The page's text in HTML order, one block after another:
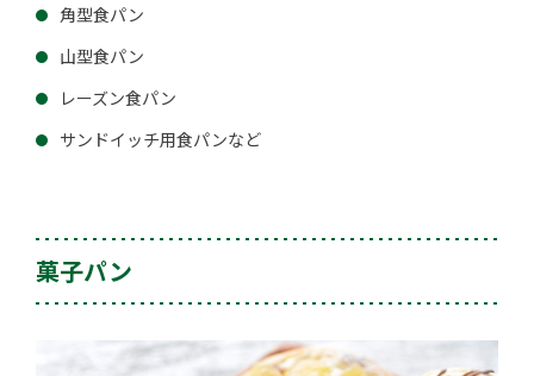
角型食パン
山型食パン
レーズン食パン
サンドイッチ用食パンなど
菓子パン